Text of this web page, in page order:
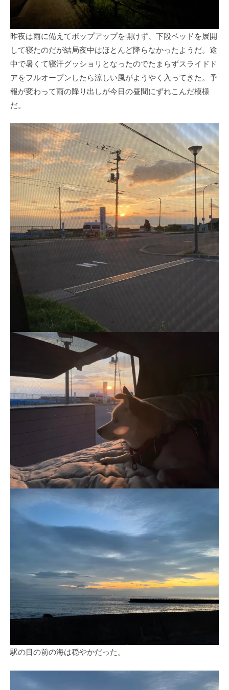
昨夜は雨に備えてポップアップを開けず、下段ベッドを展開
して寝たのだが結局夜中はほとんど降らなかったようだ。途
中で暑くて寝汗グッショリとなったのでたまらずスライドド
アをフルオープンしたら涼しい風がようやく入ってきた。予
報が変わって雨の降り出しが今日の昼間にずれこんだ模様
だ。
駅の目の前の海は穏やかだった。